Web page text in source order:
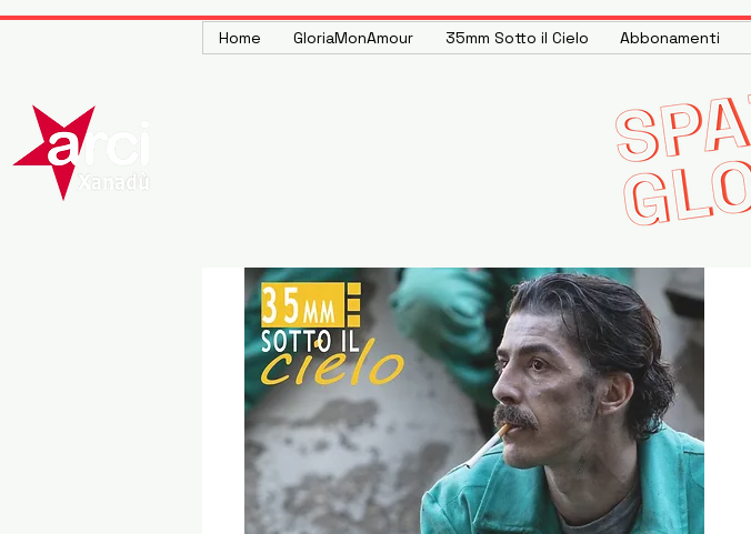
Home GloriaMonAmour 35mm Sotto il Cielo Abbonamenti